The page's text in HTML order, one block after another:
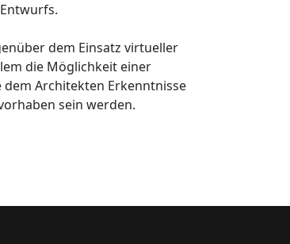
dem Einsatz virtueller
die Möglichkeit einer
Architekten Erkenntnisse
sein werden.